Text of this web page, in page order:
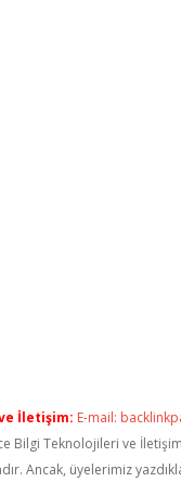
İletişim: E-mail:
Bilgi Teknolojileri ve
Ancak, üyelerimiz